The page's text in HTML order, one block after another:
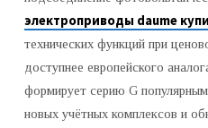
электроприводы daume
технических функций при
доступнее европейского
формирует серию G
новых учётных комплексов и